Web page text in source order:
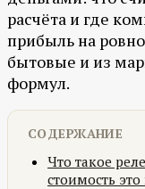
расчёта и где
прибыль на
бытовые и из
формул.
СОДЕРЖАНИЕ
Что такое
стоимость